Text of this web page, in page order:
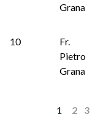
Grana
10
Fr.
Pietro
Grana
1 2 3